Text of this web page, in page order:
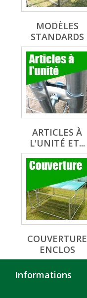
MODÈLES
STANDARDS
ARTICLES À
L'UNITÉ ET...
COUVERTURE
ENCLOS
Informations